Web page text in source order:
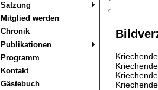
Satzung
Mitglied werden
Chronik
Publikationen
Programm
Kontakt
Gästebuch